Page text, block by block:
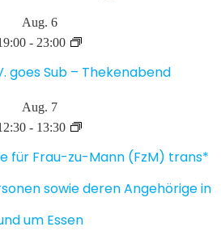
Aug. 6
- 23:00
goes Sub – Thekenabend
Aug. 7
- 13:30
für Frau-zu-Mann (FzM) trans*
sowie deren Angehörige in
um Essen